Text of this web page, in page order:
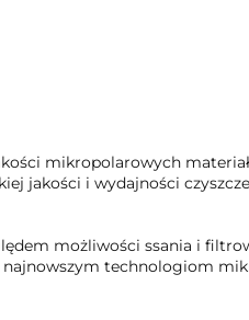
mikropolarowych
jakości i wydajności
możliwości ssania i
technologiom